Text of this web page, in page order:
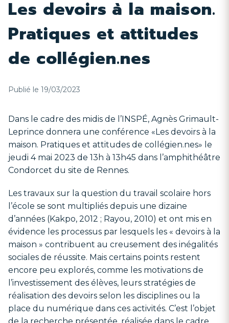
Les devoirs à la maison.
Pratiques et attitudes
de collégien.nes
Publié le 19/03/2023
Dans le cadre des midis de l’INSPÉ, Agnès Grimault-
Leprince donnera une conférence «Les devoirs à la
maison. Pratiques et attitudes de collégien.nes» le
jeudi 4 mai 2023 de 13h à 13h45 dans l’amphithéâtre
Condorcet du site de Rennes.
Les travaux sur la question du travail scolaire hors
l’école se sont multipliés depuis une dizaine
d’années (Kakpo, 2012 ; Rayou, 2010) et ont mis en
évidence les processus par lesquels les « devoirs à la
maison » contribuent au creusement des inégalités
sociales de réussite. Mais certains points restent
encore peu explorés, comme les motivations de
l’investissement des élèves, leurs stratégies de
réalisation des devoirs selon les disciplines ou la
place du numérique dans ces activités. C’est l’objet